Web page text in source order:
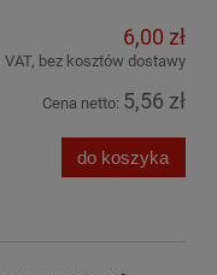
6,00 zł
VAT, bez kosztów dostawy
Cena netto: 5,56 zł
do koszyka